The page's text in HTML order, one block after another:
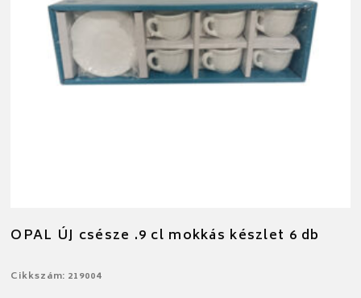
OPAL ÚJ csésze .9 cl mokkás készlet 6 db
Cikkszám: 219004